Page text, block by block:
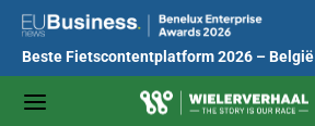
Beste Fietscontentplatform 2026 – België